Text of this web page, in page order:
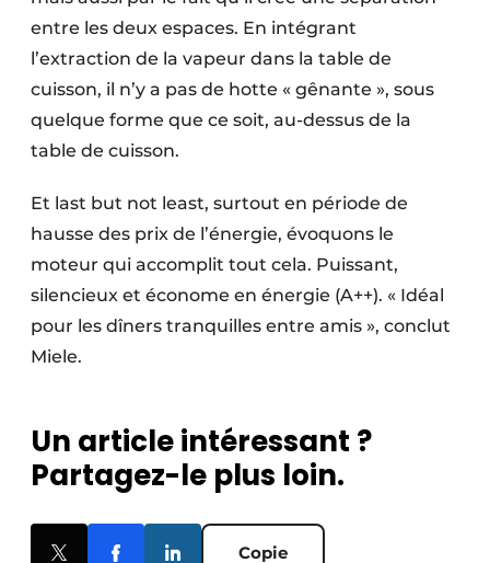
entre les deux espaces. En intégrant
l’extraction de la vapeur dans la table de
cuisson, il n’y a pas de hotte « gênante », sous
quelque forme que ce soit, au-dessus de la
table de cuisson.
Et last but not least, surtout en période de
hausse des prix de l’énergie, évoquons le
moteur qui accomplit tout cela. Puissant,
silencieux et économe en énergie (A++). « Idéal
pour les dîners tranquilles entre amis », conclut
Miele.
Un article intéressant ?
Partagez-le plus loin.
Copie